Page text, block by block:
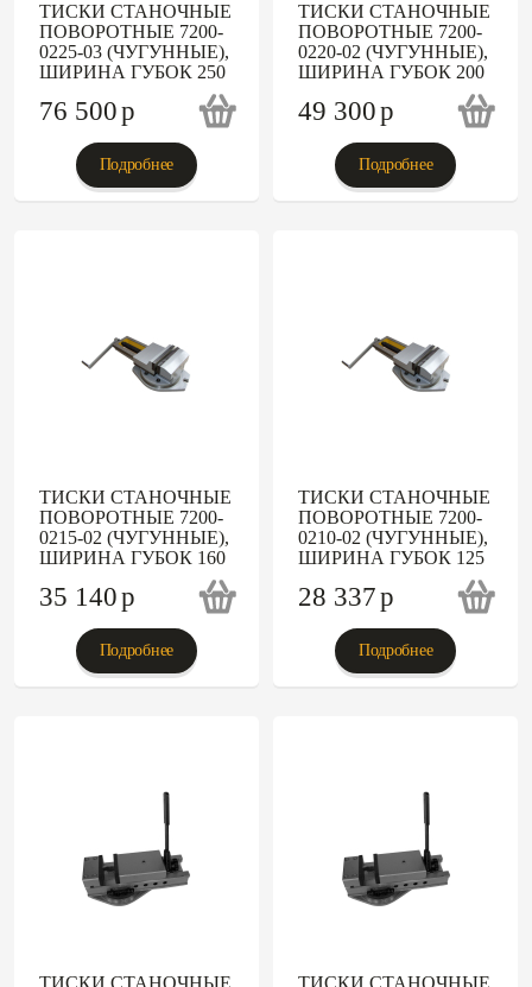
ТИСКИ СТАНОЧНЫЕ
ПОВОРОТНЫЕ 7200-
0225-03 (ЧУГУННЫЕ),
ШИРИНА ГУБОК 250
76 500p
Подробнее
ТИСКИ СТАНОЧНЫЕ
ПОВОРОТНЫЕ 7200-
0220-02 (ЧУГУННЫЕ),
ШИРИНА ГУБОК 200
49 300p
Подробнее
ТИСКИ СТАНОЧНЫЕ
ПОВОРОТНЫЕ 7200-
0215-02 (ЧУГУННЫЕ),
ШИРИНА ГУБОК 160
35 140p
Подробнее
ТИСКИ СТАНОЧНЫЕ
ПОВОРОТНЫЕ 7200-
0210-02 (ЧУГУННЫЕ),
ШИРИНА ГУБОК 125
28 337p
Подробнее